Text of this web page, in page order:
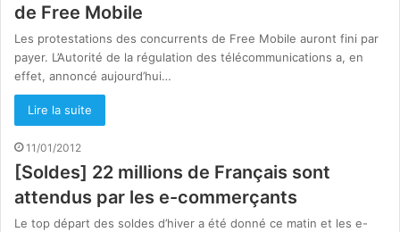
de Free Mobile
Les protestations des concurrents de Free Mobile auront fini par
payer. L’Autorité de la régulation des télécommunications a, en
effet, annoncé aujourd’hui…
Lire la suite
11/01/2012
[Soldes] 22 millions de Français sont
attendus par les e-commerçants
Le top départ des soldes d’hiver a été donné ce matin et les e-